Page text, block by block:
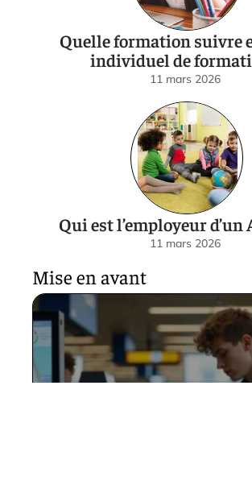
Quelle formation suivre
individuel de
11 mars 2026
Qui est l’employeur d’un
11 mars 2026
Mise en avant
Carte etudiant pour